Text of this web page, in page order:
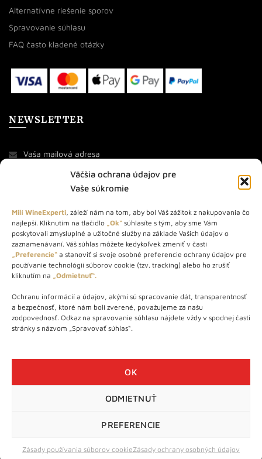
Väčšia ochrana údajov pre
Vaše súkromie
Milí WineExperti, záleží nám na tom, aby bol Váš zážitok z nakupovania čo
najlepší. Kliknutím na tlačidlo „Ok“ súhlasíte s tým, aby sme Vám
poskytovali zmysluplné a užitočné služby na základe Vašich údajov o
zaznamenávaní. Váš súhlas môžete kedykoľvek zmeniť v časti
„Preferencie“ a stanoviť si svoje osobné preferencie ochrany údajov pre
používanie technológií súborov cookie (tzv. tracking) alebo ho zrušiť
kliknutím na „Odmietnuť“.
Ochranu informácií a údajov, akými sú spracovanie dát, transparentnosť
a bezpečnosť, ktoré nám boli zverené, považujeme za našu
zodpovednosť. Odkaz na spravovanie súhlasu nájdete vždy v spodnej časti
stránky s názvom „Spravovať súhlas“.
OK
ODMIETNUŤ
PREFERENCIE
Zásady používania súborov cookieZásady ochrany osobných údajov
Alternatívne riešenie sporov
Spravovanie súhlasu
FAQ často kladené otázky
NEWSLETTER
O NÁS
STORE – obchod s vínom a destilátmi od roku 2010. Na našej
webovej stránke predávame viac ako 1000+ značkových
produktov.
Info tel.: +421 917 779 888
Vínotéka: +421 917 888 879
Vínotéka: Bratislavská 49/B, Bratislava 841 06
info@wineexpert.sk
ochranou súkromia
a podmienkami používania